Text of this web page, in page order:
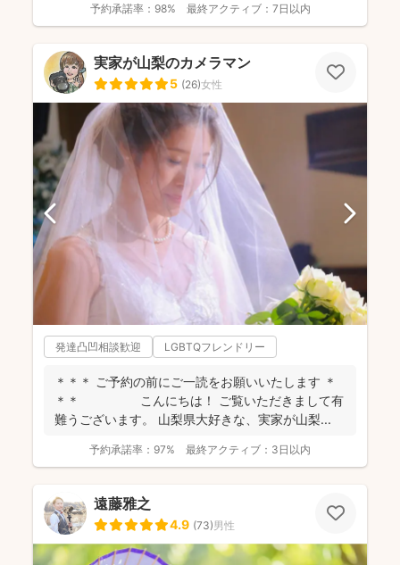
予約承諾率： 98% 最終アクティブ： 7日以内
実家が山梨のカメラマン
5 (26)女性
発達凸凹相談歓迎 LGBTQフレンドリー
＊＊＊ ご予約の前にご一読をお願いいたします ＊
＊＊ こんにちは！ ご覧いただきまして有
難うございます。 山梨県大好きな、実家が山梨...
予約承諾率： 97% 最終アクティブ： 3日以内
遠藤雅之
4.9 (73)男性